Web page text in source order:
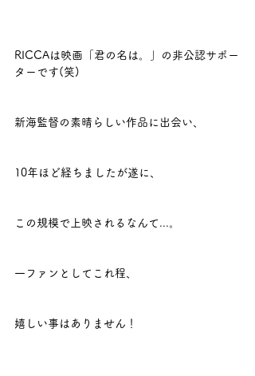
RICCAは映画「君の名は。」の非公認サポー
ターです(笑)
新海監督の素晴らしい作品に出会い、
10年ほど経ちましたが遂に、
この規模で上映されるなんて...。
一ファンとしてこれ程、
嬉しい事はありません！